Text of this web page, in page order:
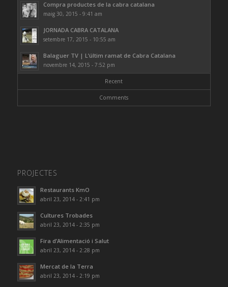
Compra productes de la cabra catalana
maig 30, 2015 - 9:41 am
JORNADA CABRA CATALANA
setembre 17, 2015 - 10:55 am
Balaguer TV | L’últim ramat de Cabra Catalana
novembre 14, 2015 - 7:52 pm
Recent
Comments
PROJECTES
Restaurants KmO
abril 23, 2014 - 2:41 pm
Cultures Trobades
abril 23, 2014 - 2:35 pm
Fira d’Alimentació i Salut
abril 23, 2014 - 2:28 pm
Mercat de la Terra
abril 23, 2014 - 2:19 pm